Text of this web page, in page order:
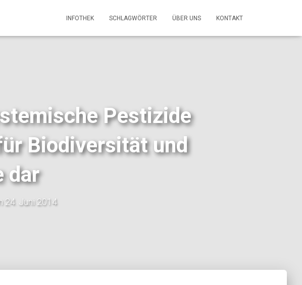
INFOTHEK SCHLAGWÖRTER ÜBER UNS KONTAKT
Pestizide
Biodiversität und
dar
24. Juni 2014